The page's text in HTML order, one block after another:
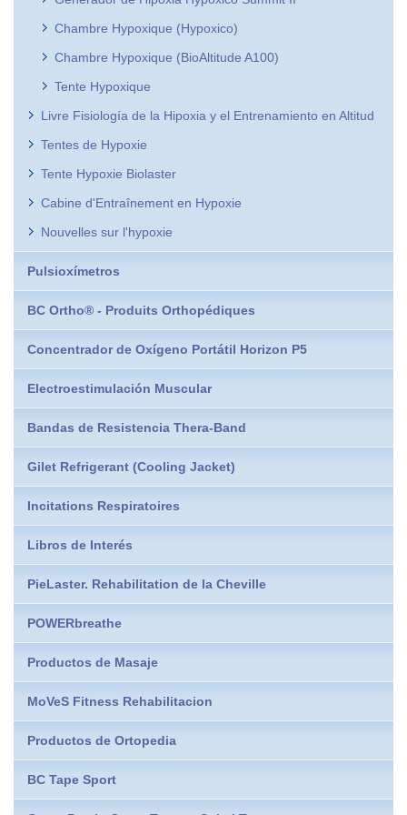
Chambre Hypoxique (Hypoxico)
Chambre Hypoxique (BioAltitude A100)
Tente Hypoxique
Livre Fisiología de la Hipoxia y el Entrenamiento en Altitud
Tentes de Hypoxie
Tente Hypoxie Biolaster
Cabine d'Entraînement en Hypoxie
Nouvelles sur l'hypoxie
Pulsioxímetros
BC Ortho® - Produits Orthopédiques
Concentrador de Oxígeno Portátil Horizon P5
Electroestimulación Muscular
Bandas de Resistencia Thera-Band
Gilet Refrigerant (Cooling Jacket)
Incitations Respiratoires
Libros de Interés
PieLaster. Rehabilitation de la Cheville
POWERbreathe
Productos de Masaje
MoVeS Fitness Rehabilitacion
Productos de Ortopedia
BC Tape Sport